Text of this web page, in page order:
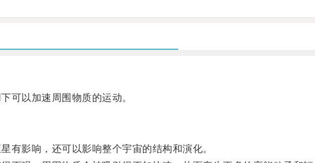
以加速周围物质的运动。
影响，还可以影响整个宇宙的结构和演化。